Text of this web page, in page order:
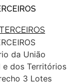
da União
e dos Territórios
3 Lotes